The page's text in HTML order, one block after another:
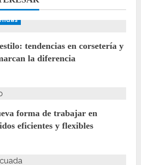
tendencias en corsetería y
la diferencia
forma de trabajar en
eficientes y flexibles